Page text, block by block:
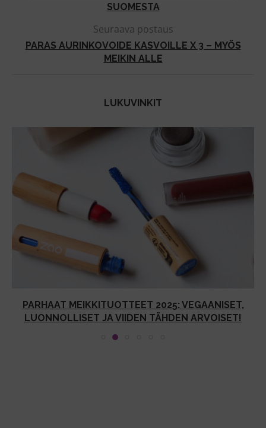
SUOMESTA
Seuraava postaus
PARAS AURINKOVOIDE KASVOILLE X 3 – MYÖS
MEIKIN ALLE
LUKUVINKIT
PARHAAT MEIKKITUOTTEET 2025: VEGAANISET,
LUONNOLLISET JA VIIDEN TÄHDEN ARVOISET!